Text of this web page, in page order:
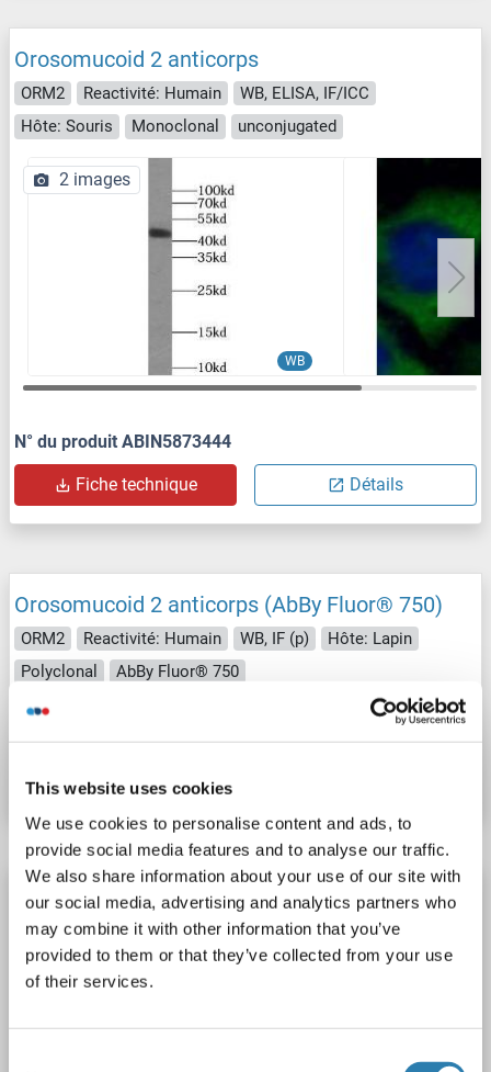
This website uses cookies
We use cookies to personalise content and ads, to
provide social media features and to analyse our traffic.
We also share information about your use of our site with
our social media, advertising and analytics partners who
may combine it with other information that you’ve
provided to them or that they’ve collected from your use
of their services.
Orosomucoid 2 anticorps
ORM2 Reactivité: Humain
WB, ELISA, IF/ICC
Hôte: Souris
Monoclonal unconjugated
WB
2 images
N° du produit ABIN5873444
Fiche technique Détails
Orosomucoid 2 anticorps (AbBy Fluor® 750)
ORM2 Reactivité: Humain WB, IF (p)
Hôte: Lapin
Polyclonal
AbBy Fluor® 750
Orosomucoid 2 anticorps (AbBy Fluor® 680)
ORM2 Reactivité: Humain WB, IF (p)
Hôte: Lapin
Polyclonal
AbBy Fluor® 680
N° du produit ABIN5008051